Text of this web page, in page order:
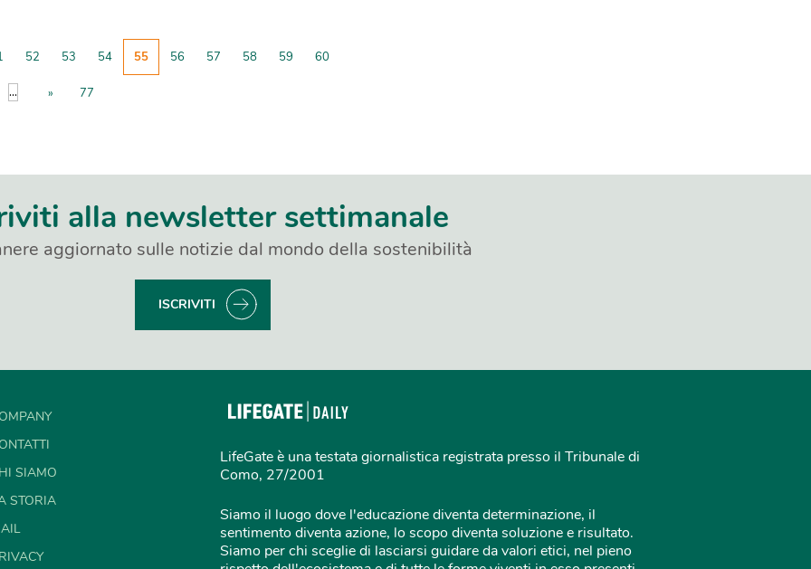
52 53 54 55 56 57 58 59 60
... » 77
alla newsletter settimanale
aggiornato sulle notizie dal mondo della sostenibilità
ISCRIVITI
SIAMO
STORIA
LifeGate è una testata giornalistica registrata presso il Tribunale di
Como, 27/2001
Siamo il luogo dove l'educazione diventa determinazione, il
sentimento diventa azione, lo scopo diventa soluzione e risultato.
Siamo per chi sceglie di lasciarsi guidare da valori etici, nel pieno